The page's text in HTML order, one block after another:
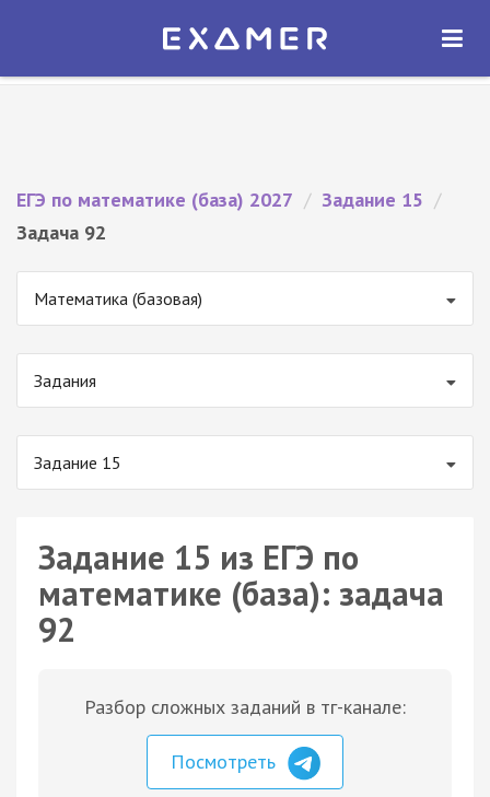
Экзамер — ЕГЭ 2027
ОТКРЫТЬ
ЕГЭ по математике (база) 2027 / Задание 15 /
Задача 92
Математика (базовая)
Задания
Задание 15
Задание 15 из ЕГЭ по
математике (база): задача
92
Разбор сложных заданий в тг-канале:
Посмотреть